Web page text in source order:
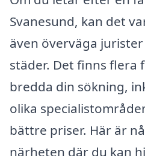
Svanesund, kan det
även överväga
städer. Det finns flera
bredda din sökning,
olika
bättre priser. Här är
närheten där du kan